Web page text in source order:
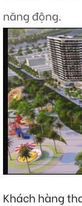
năng động.
Khách hàng